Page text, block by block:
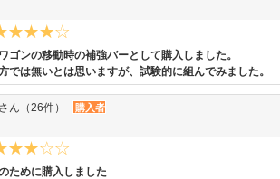
ゴンの移動時の補強バーとして購入しました。
では無いとは思いますが、試験的に組んでみました。
ん（26件） 購入者
ために購入しました